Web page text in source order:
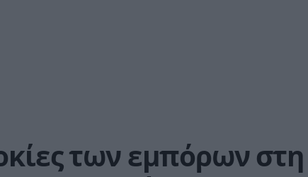
των εμπόρων στη